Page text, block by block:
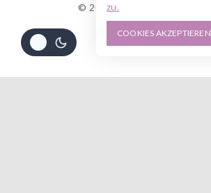
© 2026 RUSZOLOTO Akzenz
zu.
COOKIES AKZEPTIEREN